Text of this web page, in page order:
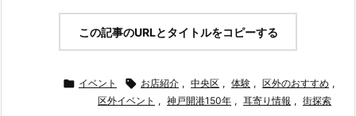
この記事のURLとタイトルをコピーする
 イベント  お店紹介 , 中央区 , 体験 , 区外のおすすめ ,
区外イベント , 神戸開港150年 , 耳寄り情報 , 街探索